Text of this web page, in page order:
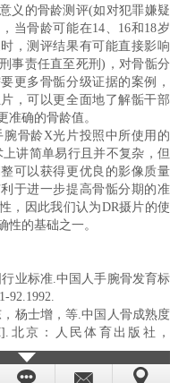
义的骨龄测评(如对犯罪嫌疑
当骨龄可能在14、 16和 18岁
，测评结果有可能直接影响
事责任直至死刑) ，对骨骺分
更多骨骺分级证据的案例，
，可以更全面地了解骺干部
准确的骨龄值。
骨龄X光片投照中所使用的
讲简单易行且并不复杂，但
可以获得更优良的影像质量
于进一步提高骨骺分期的准
，因此我们认为DR摄片的使
性的基础之一。
业标准.中国人手腕骨发育标
92.1992.
杨士增，等.中国人骨成熟度
北京：人民体育出版社，
RH, Cameron N et al.